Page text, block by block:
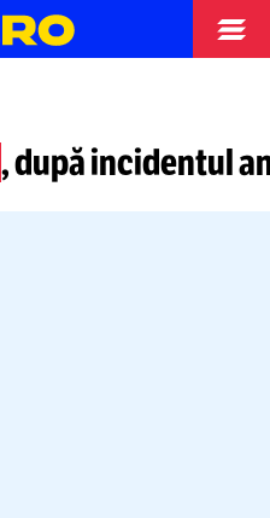
, după incidentul